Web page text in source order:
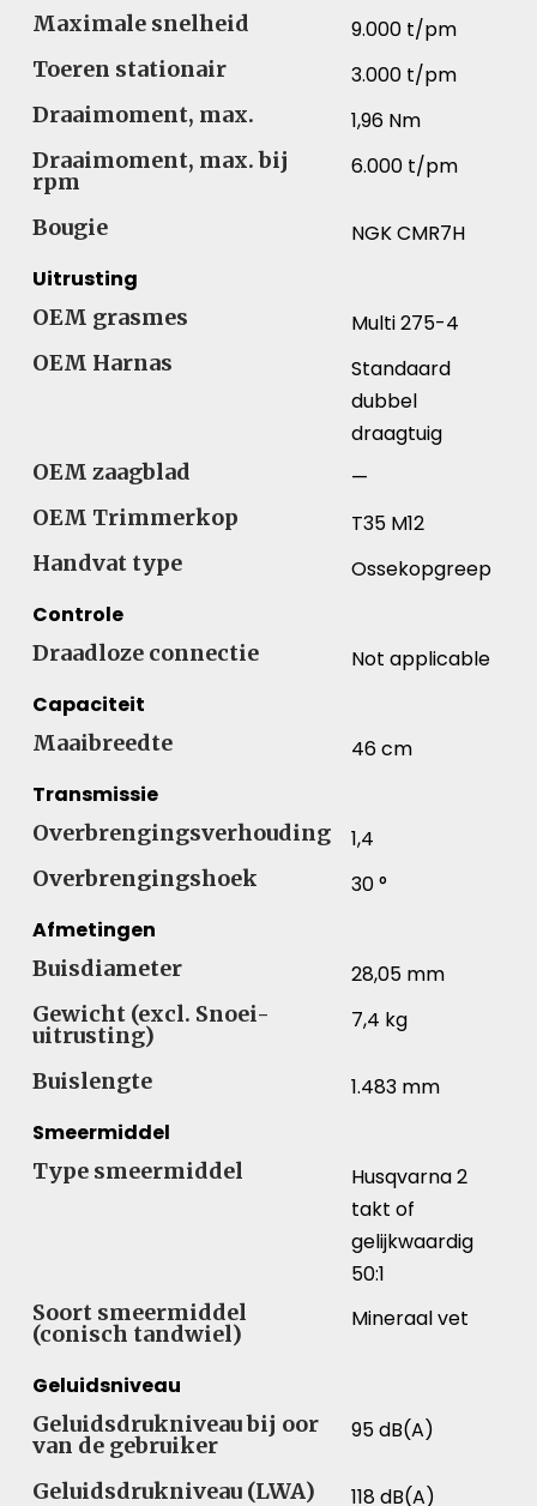
Maximale snelheid
9.000 t/pm
Toeren stationair
3.000 t/pm
Draaimoment, max.
1,96 Nm
Draaimoment, max. bij
rpm
6.000 t/pm
Bougie
NGK CMR7H
Uitrusting
OEM grasmes
Multi 275-4
OEM Harnas
Standaard
dubbel
draagtuig
OEM zaagblad
—
OEM Trimmerkop
T35 M12
Handvat type
Ossekopgreep
Controle
Draadloze connectie
Not applicable
Capaciteit
Maaibreedte
46 cm
Transmissie
Overbrengingsverhouding
1,4
Overbrengingshoek
30 °
Afmetingen
Buisdiameter
28,05 mm
Gewicht (excl. Snoei-
uitrusting)
7,4 kg
Buislengte
1.483 mm
Smeermiddel
Type smeermiddel
Husqvarna 2
takt of
gelijkwaardig
50:1
Soort smeermiddel
(conisch tandwiel)
Mineraal vet
Geluidsniveau
Geluidsdrukniveau bij oor
van de gebruiker
95 dB(A)
Geluidsdrukniveau (LWA) 118 dB(A)